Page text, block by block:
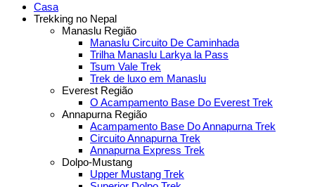
Casa
Trekking no Nepal
Manaslu Região
Manaslu Circuito De Caminhada
Trilha Manaslu Larkya la Pass
Tsum Vale Trek
Trek de luxo em Manaslu
Everest Região
O Acampamento Base Do Everest Trek
Annapurna Região
Acampamento Base Do Annapurna Trek
Circuito Annapurna Trek
Annapurna Express Trek
Dolpo-Mustang
Upper Mustang Trek